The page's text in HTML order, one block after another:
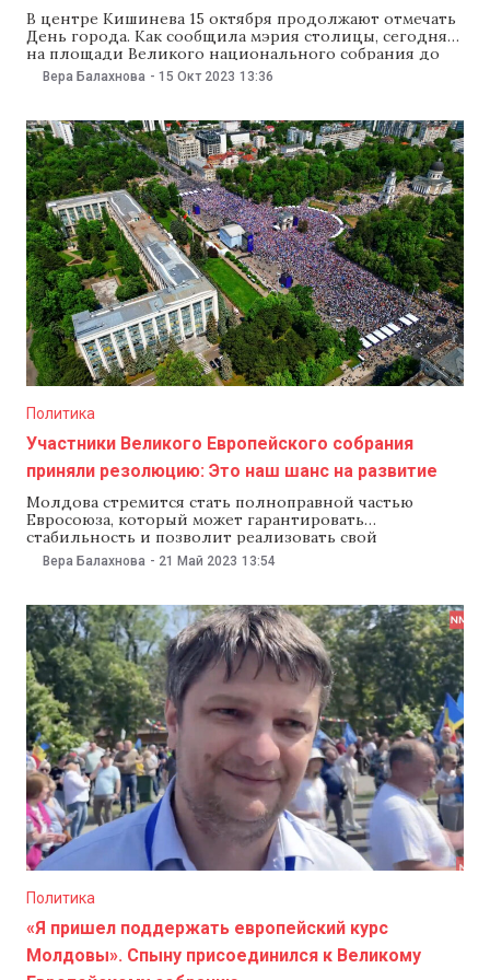
В центре Кишинева 15 октября продолжают отмечать
День города. Как сообщила мэрия столицы, сегодня
на площади Великого национального собрания до
22:00 открыта ярмарка, а на установленной к
празднику сцене продолжается концерт. Как
между улицами Бэнулеску-Бодони и В. Александри
останется закрытым для транспорта до
Вера Балахнова - 15 Окт 2023 13:36
Политика
Участники Великого Европейского собрания
приняли резолюцию: Это наш шанс на развитие
Молдова стремится стать полноправной частью
Евросоюза, который может гарантировать
стабильность и позволит реализовать свой
потенциал. Об этом говорится в резолюции,
принятой 21 мая во время Великого Европейского
также призвали все политические силы страны
поддержать европейский курс страны. Для этого, по
мнению митингующих, необходимо прописать
Вера Балахнова - 21 Май 2023 13:54
Политика
«Я пришел поддержать европейский курс
Молдовы». Спыну присоединился к Великому